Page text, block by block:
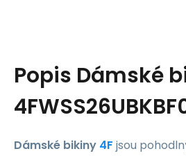
Popis Dámské
Dámské bikiny 4F jsou